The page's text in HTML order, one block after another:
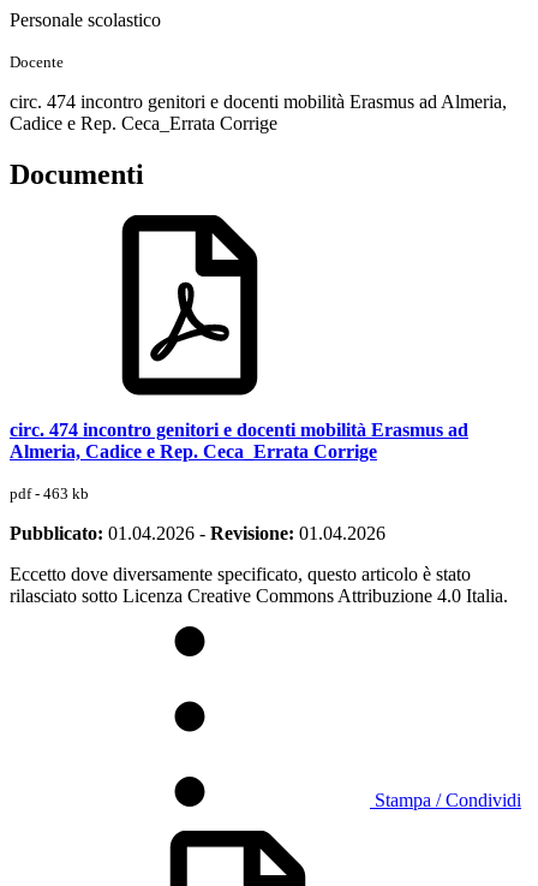
Personale scolastico
Docente
circ. 474 incontro genitori e docenti mobilità Erasmus ad Almeria,
Cadice e Rep. Ceca_Errata Corrige
Documenti
circ. 474 incontro genitori e docenti mobilità Erasmus ad
Almeria, Cadice e Rep. Ceca_Errata Corrige
pdf - 463 kb
Pubblicato: 01.04.2026 - Revisione: 01.04.2026
Eccetto dove diversamente specificato, questo articolo è stato
rilasciato sotto Licenza Creative Commons Attribuzione 4.0 Italia.
Stampa / Condividi